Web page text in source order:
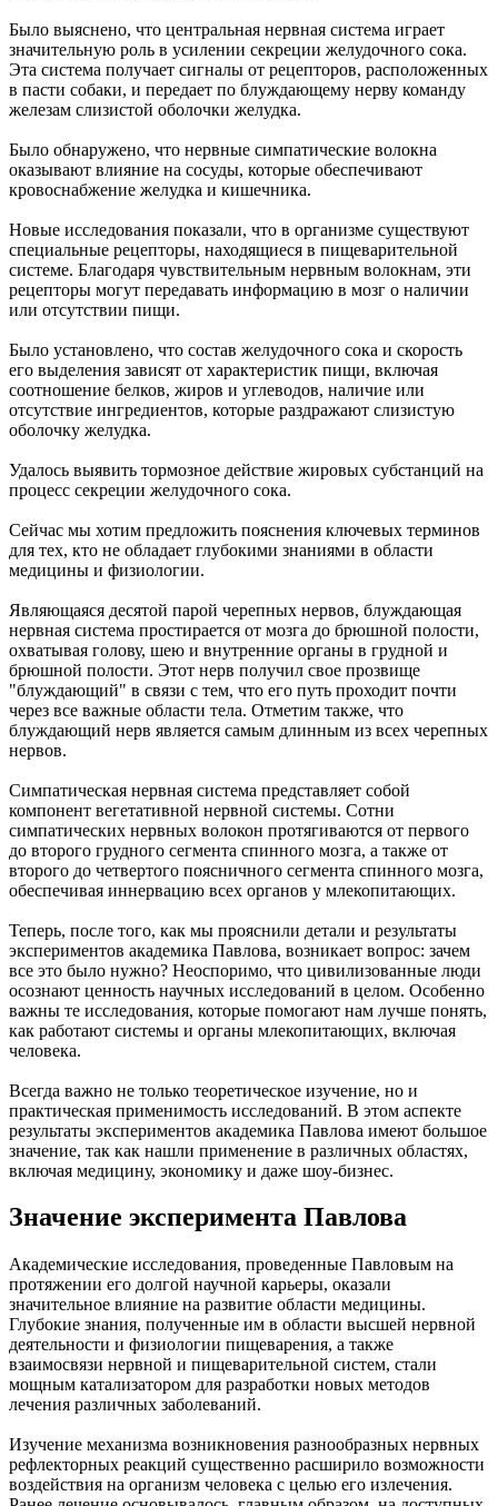
Было выяснено, что центральная нервная система играет
значительную роль в усилении секреции желудочного сока.
Эта система получает сигналы от рецепторов, расположенных
в пасти собаки, и передает по блуждающему нерву команду
железам слизистой оболочки желудка.
Было обнаружено, что нервные симпатические волокна
оказывают влияние на сосуды, которые обеспечивают
кровоснабжение желудка и кишечника.
Новые исследования показали, что в организме существуют
специальные рецепторы, находящиеся в пищеварительной
системе. Благодаря чувствительным нервным волокнам, эти
рецепторы могут передавать информацию в мозг о наличии
или отсутствии пищи.
Было установлено, что состав желудочного сока и скорость
его выделения зависят от характеристик пищи, включая
соотношение белков, жиров и углеводов, наличие или
отсутствие ингредиентов, которые раздражают слизистую
оболочку желудка.
Удалось выявить тормозное действие жировых субстанций на
процесс секреции желудочного сока.
Сейчас мы хотим предложить пояснения ключевых терминов
для тех, кто не обладает глубокими знаниями в области
медицины и физиологии.
Являющаяся десятой парой черепных нервов, блуждающая
нервная система простирается от мозга до брюшной полости,
охватывая голову, шею и внутренние органы в грудной и
брюшной полости. Этот нерв получил свое прозвище
"блуждающий" в связи с тем, что его путь проходит почти
через все важные области тела. Отметим также, что
блуждающий нерв является самым длинным из всех черепных
нервов.
Симпатическая нервная система представляет собой
компонент вегетативной нервной системы. Сотни
симпатических нервных волокон протягиваются от первого
до второго грудного сегмента спинного мозга, а также от
второго до четвертого поясничного сегмента спинного мозга,
обеспечивая иннервацию всех органов у млекопитающих.
Теперь, после того, как мы прояснили детали и результаты
экспериментов академика Павлова, возникает вопрос: зачем
все это было нужно? Неоспоримо, что цивилизованные люди
осознают ценность научных исследований в целом. Особенно
важны те исследования, которые помогают нам лучше понять,
как работают системы и органы млекопитающих, включая
человека.
Всегда важно не только теоретическое изучение, но и
практическая применимость исследований. В этом аспекте
результаты экспериментов академика Павлова имеют большое
значение, так как нашли применение в различных областях,
включая медицину, экономику и даже шоу-бизнес.
Значение эксперимента Павлова
Академические исследования, проведенные Павловым на
протяжении его долгой научной карьеры, оказали
значительное влияние на развитие области медицины.
Глубокие знания, полученные им в области высшей нервной
деятельности и физиологии пищеварения, а также
взаимосвязи нервной и пищеварительной систем, стали
мощным катализатором для разработки новых методов
лечения различных заболеваний.
Изучение механизма возникновения разнообразных нервных
рефлекторных реакций существенно расширило возможности
воздействия на организм человека с целью его излечения.